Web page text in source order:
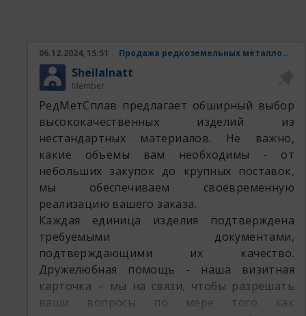
06.12.2024, 15:51 Продажа редкоземельных металлов и изделий из них.
SheilaInatt
Member
РедМетСплав предлагает обширный выбор
высококачественных изделий из
нестандартных материалов. Не важно,
какие объемы вам необходимы - от
небольших закупок до крупных поставок,
мы обеспечиваем своевременную
реализацию вашего заказа.
Каждая единица изделия подтверждена
требуемыми документами,
подтверждающими их качество.
Дружелюбная помощь - наша визитная
карточка – мы на связи, чтобы разрешать
ваши вопросы по мере того как